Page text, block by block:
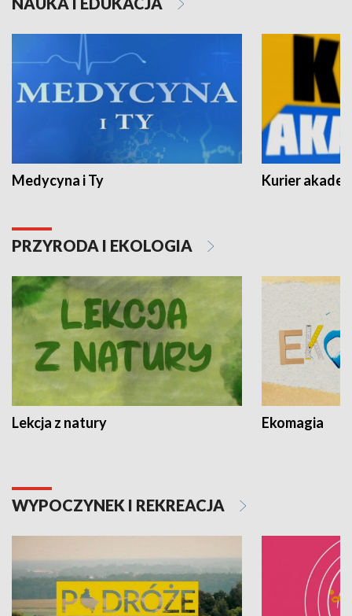
Medycyna i Ty Kurier
PRZYRODA I EKOLOGIA
Lekcja z natury Ekomagia
WYPOCZYNEK I REKREACJA